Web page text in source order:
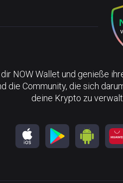
NOW Wallet und genieße
die Community, die sich
deine Krypto zu